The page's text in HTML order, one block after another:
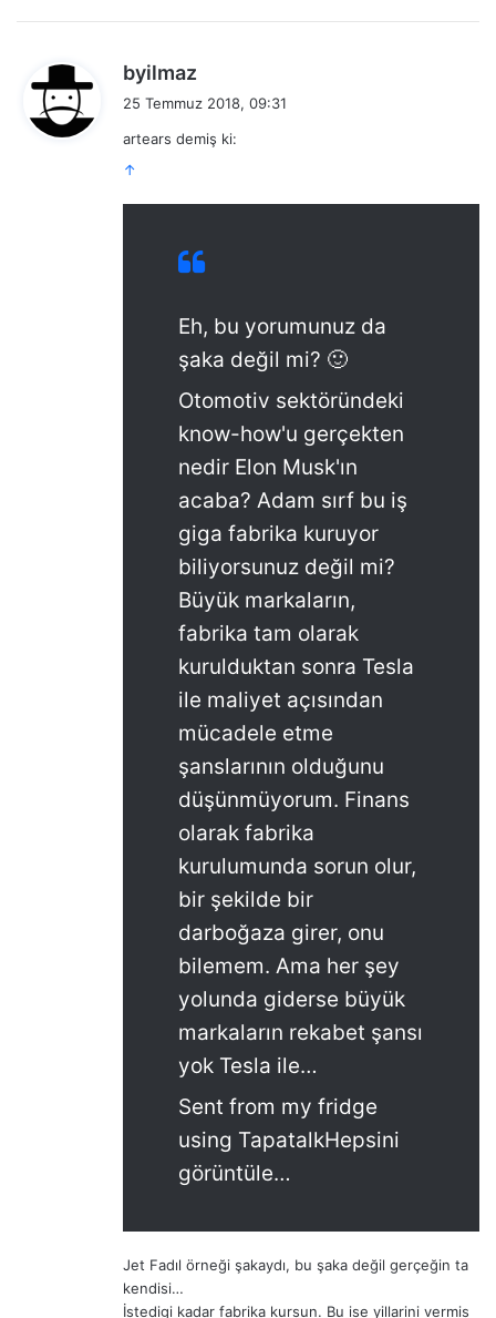
byilmaz
i
25 Temmuz 2018, 09:31
artears demiş ki:
↑
Eh, bu yorumunuz da
şaka değil mi? 🙂
Otomotiv sektöründeki
know-how'u gerçekten
nedir Elon Musk'ın
acaba? Adam sırf bu iş
giga fabrika kuruyor
biliyorsunuz değil mi?
Büyük markaların,
fabrika tam olarak
kurulduktan sonra Tesla
ile maliyet açısından
mücadele etme
şanslarının olduğunu
düşünmüyorum. Finans
olarak fabrika
kurulumunda sorun olur,
bir şekilde bir
darboğaza girer, onu
bilemem. Ama her şey
yolunda giderse büyük
markaların rekabet şansı
yok Tesla ile…
Sent from my fridge
using TapatalkHepsini
görüntüle…
Jet Fadıl örneği şakaydı, bu şaka değil gerçeğin ta
kendisi…
İstedigi kadar fabrika kursun. Bu ise yillarini vermis